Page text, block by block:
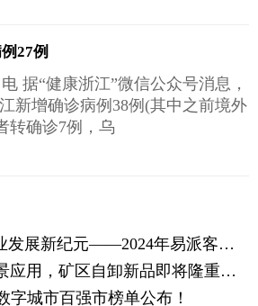
27例
“健康浙江”微信公众号消息，
新增确诊病例38例(其中之前境外
转确诊7例，乌
“双碳经济”引领工业发展新纪元——2024年易派客工业品展览会逐“绿”向未来
宇通重卡布局全场景应用，矿区自卸新品即将隆重登场
字城市百强市榜单公布！